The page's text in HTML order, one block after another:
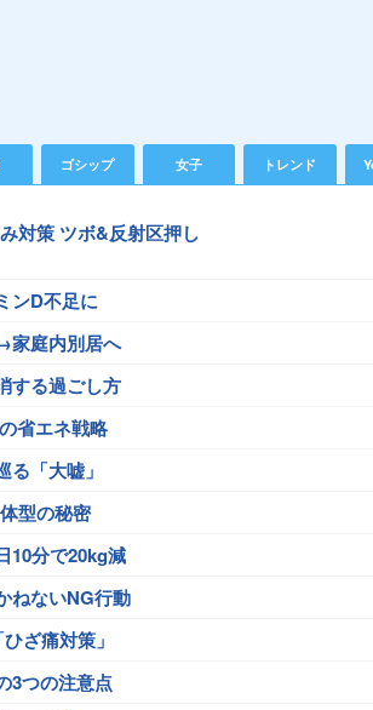
ゴシップ 女子 トレンド
対策 ツボ&反射区押し
ンD不足に
家庭内別居へ
する過ごし方
省エネ戦略
「大嘘」
型の秘密
10分で20kg減
ねないNG行動
ざ痛対策」
3つの注意点